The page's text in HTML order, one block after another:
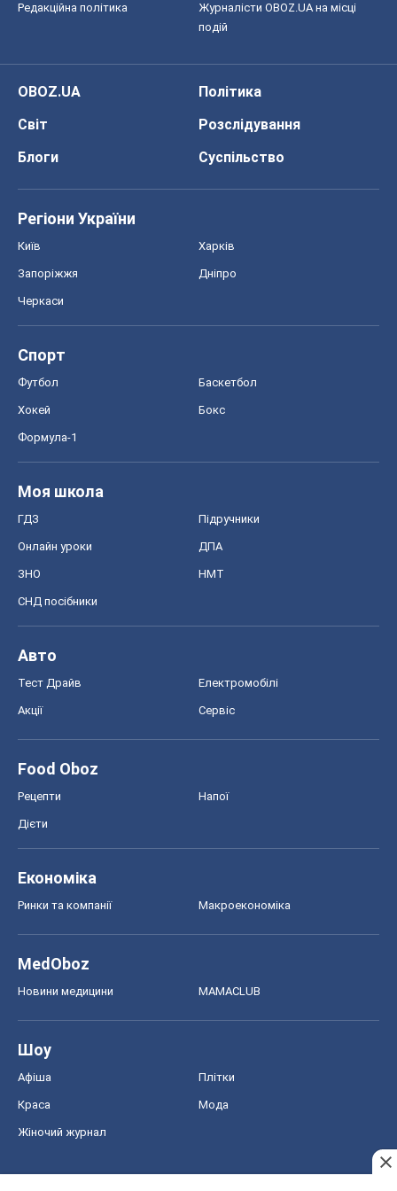
Редакційна політика
Журналісти OBOZ.UA на місці
подій
OBOZ.UA
Політика
Світ
Розслідування
Блоги
Суспільство
Регіони України
Київ Харків
Запоріжжя Дніпро
Черкаси
Спорт
Футбол Баскетбол
Хокей Бокс
Формула-1
Моя школа
ГДЗ Підручники
Онлайн уроки ДПА
ЗНО НМТ
СНД посібники
Авто
Тест Драйв Електромобілі
Акції Сервіс
Food Oboz
Рецепти Напої
Дієти
Економіка
Ринки та компанії Макроекономіка
MedOboz
Новини медицини MAMACLUB
Шоу
Афіша Плітки
Краса Мода
Жіночий журнал